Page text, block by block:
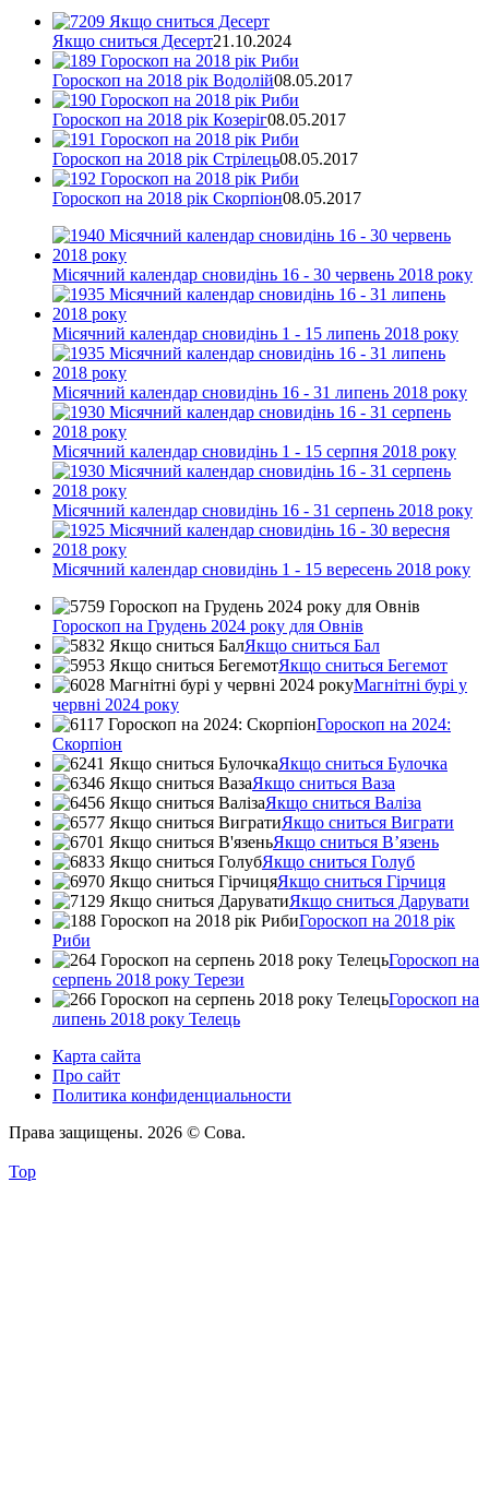
Якщо сниться Десерт21.10.2024
Гороскоп на 2018 рік Водолій08.05.2017
Гороскоп на 2018 рік Козеріг08.05.2017
Гороскоп на 2018 рік Стрілець08.05.2017
Гороскоп на 2018 рік Скорпіон08.05.2017
Місячний календар сновидінь 16 - 30 червень 2018 року
Місячний календар сновидінь 1 - 15 липень 2018 року
Місячний календар сновидінь 16 - 31 липень 2018 року
Місячний календар сновидінь 1 - 15 серпня 2018 року
Місячний календар сновидінь 16 - 31 серпень 2018 року
Місячний календар сновидінь 1 - 15 вересень 2018 року
Гороскоп на Грудень 2024 року для Овнів
Якщо сниться Бал
Якщо сниться Бегемот
Магнітні бурі у
червні 2024 року
Гороскоп на 2024:
Скорпіон
Якщо сниться Булочка
Якщо сниться Ваза
Якщо сниться Валіза
Якщо сниться Виграти
Якщо сниться В’язень
Якщо сниться Голуб
Якщо сниться Гірчиця
Якщо сниться Дарувати
Гороскоп на 2018 рік
Риби
Гороскоп на
серпень 2018 року Терези
Гороскоп на
липень 2018 року Телець
Карта сайта
Про сайт
Политика конфиденциальности
Права защищены. 2026 © Сова.
Top